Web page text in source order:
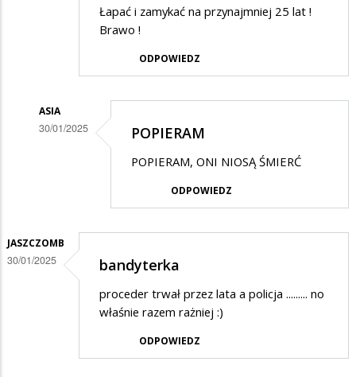
Łapać i zamykać na przynajmniej 25 lat !
Brawo !
ODPOWIEDZ
ASIA
30/01/2025
odpowiedzi
na
POPIERAM
POPIERAM, ONI NIOSĄ ŚMIERĆ
ODPOWIEDZ
JASZCZOMB
30/01/2025 bandyterka
proceder trwał przez lata a policja ......... no
właśnie razem rażniej :)
ODPOWIEDZ